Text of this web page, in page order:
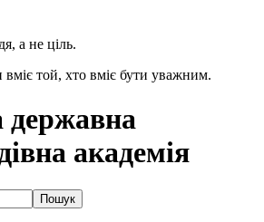
а не ціль.
вміє той, хто вміє бути уважним.
державна
академія